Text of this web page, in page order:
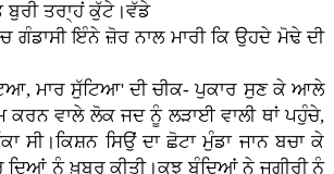
ਤਰਾ੍ਹਂ ਕੁੱਟੇ।ਵੱਡੇ
ਗੰਡਾਸੀ ਇੰਨੇ ਜ਼ੋਰ ਨਾਲ ਮਾਰੀ ਕਿ ਉਹਦੇ ਮੋਢੇ ਦੀ
ਮਾਰ ਸੁੱਟਿਆ' ਦੀ ਚੀਕ- ਪੁਕਾਰ ਸੁਣ ਕੇ ਆਲੇ
ਵਾਲੇ ਲੋਕ ਜਦ ਨੂੰ ਲੜਾਈ ਵਾਲੀ ਥਾਂ ਪਹੁੰਚੇ,
ਸੀ।ਕਿਸ਼ਨ ਸਿਉਂ ਦਾ ਛੋਟਾ ਮੁੰਡਾ ਜਾਨ ਬਚਾ ਕੇ
ਨੂੰ ਖ਼ਬਰ ਕੀਤੀ।ਕੁਝ ਬੰਦਿਆਂ ਨੇ ਜਗੀਰੀ ਨੂੰ